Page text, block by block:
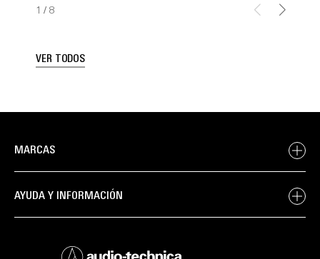
1 / 8
VER TODOS
MARCAS
AYUDA Y INFORMACIÓN